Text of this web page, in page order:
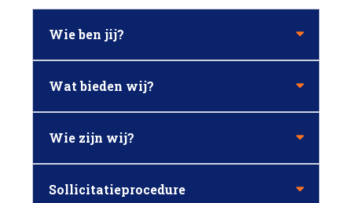
Wie ben jij?
Wat bieden wij?
Wie zijn wij?
Sollicitatieprocedure